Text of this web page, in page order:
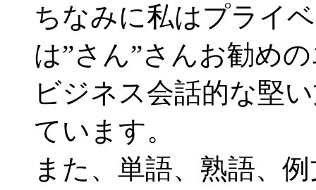
ちなみに私はプライ
は”さん”さんお勧め
ビジネス会話的な堅
ています。
また、単語、熟語、